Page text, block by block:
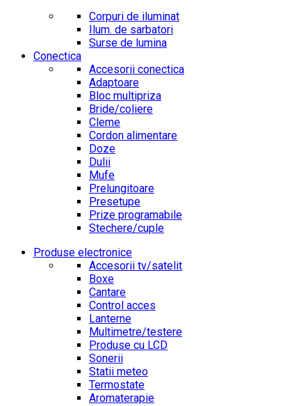
Corpuri de iluminat
Ilum. de sarbatori
Surse de lumina
Conectica
Accesorii conectica
Adaptoare
Bloc multipriza
Bride/coliere
Cleme
Cordon alimentare
Doze
Dulii
Mufe
Prelungitoare
Presetupe
Prize programabile
Stechere/cuple
Produse electronice
Accesorii tv/satelit
Boxe
Cantare
Control acces
Lanterne
Multimetre/testere
Produse cu LCD
Sonerii
Statii meteo
Termostate
Aromaterapie